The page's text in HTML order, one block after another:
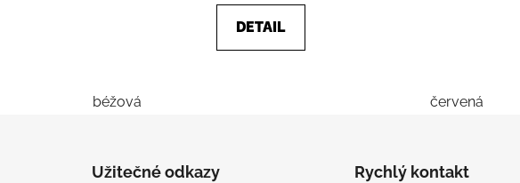
DETAIL
béžová červená
Užitečné odkazy Rychlý kontakt